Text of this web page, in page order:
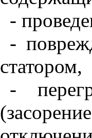
-
-
статором,
-